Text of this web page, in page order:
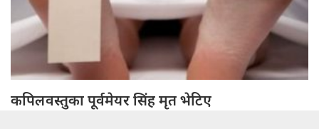
कपिलवस्तुका पूर्वमेयर सिंह मृत भेटिए